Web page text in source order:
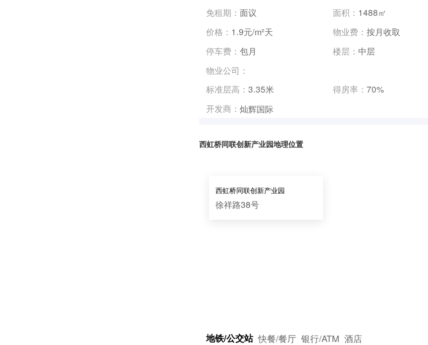
免租期：面议 面积： 1488㎡
价格： 1.9元/m²天 物业费： 按月收取
停车费：包月 楼层： 中层
物业公司：
标准层高：3.35米 得房率： 70%
开发商：灿辉国际
西虹桥同联创新产业园地理位置
地铁/公交站 快餐/餐厅 银行/ATM 酒店
西虹桥同联创新产业园
徐祥路38号